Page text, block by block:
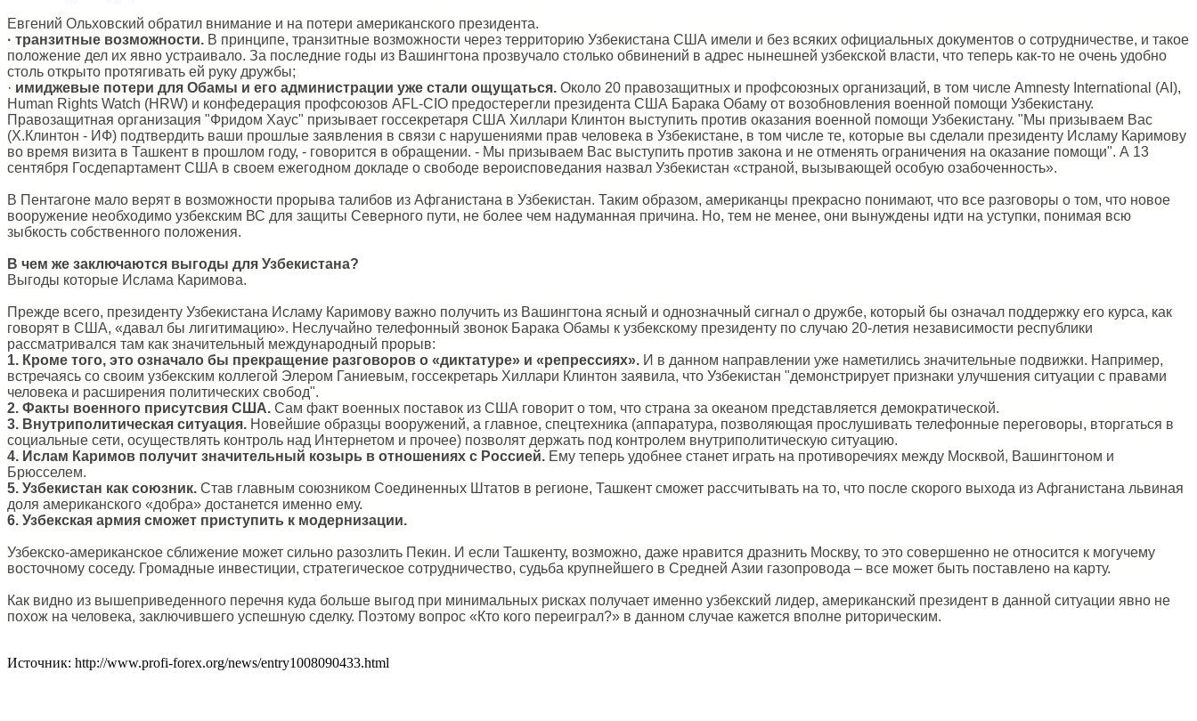
Евгений Ольховский обратил внимание и на потери американского президента.
· транзитные возможности. В принципе, транзитные возможности через территорию Узбекистана США имели и без всяких официальных документов о сотрудничестве, и такое
положение дел их явно устраивало. За последние годы из Вашингтона прозвучало столько обвинений в адрес нынешней узбекской власти, что теперь как-то не очень удобно
столь открыто протягивать ей руку дружбы;
· имиджевые потери для Обамы и его администрации уже стали ощущаться. Около 20 правозащитных и профсоюзных организаций, в том числе Amnesty International (AI),
Human Rights Watch (HRW) и конфедерация профсоюзов AFL-CIO предостерегли президента США Барака Обаму от возобновления военной помощи Узбекистану.
Правозащитная организация "Фридом Хаус" призывает госсекретаря США Хиллари Клинтон выступить против оказания военной помощи Узбекистану. "Мы призываем Вас
(Х.Клинтон - ИФ) подтвердить ваши прошлые заявления в связи с нарушениями прав человека в Узбекистане, в том числе те, которые вы сделали президенту Исламу Каримову
во время визита в Ташкент в прошлом году, - говорится в обращении. - Мы призываем Вас выступить против закона и не отменять ограничения на оказание помощи". А 13
сентября Госдепартамент США в своем ежегодном докладе о свободе вероисповедания назвал Узбекистан «страной, вызывающей особую озабоченность».
В Пентагоне мало верят в возможности прорыва талибов из Афганистана в Узбекистан. Таким образом, американцы прекрасно понимают, что все разговоры о том, что новое
вооружение необходимо узбекским ВС для защиты Северного пути, не более чем надуманная причина. Но, тем не менее, они вынуждены идти на уступки, понимая всю
зыбкость собственного положения.
В чем же заключаются выгоды для Узбекистана?
Выгоды которые Ислама Каримова.
Прежде всего, президенту Узбекистана Исламу Каримову важно получить из Вашингтона ясный и однозначный сигнал о дружбе, который бы означал поддержку его курса, как
говорят в США, «давал бы лигитимацию». Неслучайно телефонный звонок Барака Обамы к узбекскому президенту по случаю 20-летия независимости республики
рассматривался там как значительный международный прорыв:
1. Кроме того, это означало бы прекращение разговоров о «диктатуре» и «репрессиях». И в данном направлении уже наметились значительные подвижки. Например,
встречаясь со своим узбекским коллегой Элером Ганиевым, госсекретарь Хиллари Клинтон заявила, что Узбекистан "демонстрирует признаки улучшения ситуации с правами
человека и расширения политических свобод".
2. Факты военного присутсвия США. Сам факт военных поставок из США говорит о том, что страна за океаном представляется демократической.
3. Внутриполитическая ситуация. Новейшие образцы вооружений, а главное, спецтехника (аппаратура, позволяющая прослушивать телефонные переговоры, вторгаться в
социальные сети, осуществлять контроль над Интернетом и прочее) позволят держать под контролем внутриполитическую ситуацию.
4. Ислам Каримов получит значительный козырь в отношениях с Россией. Ему теперь удобнее станет играть на противоречиях между Москвой, Вашингтоном и
Брюсселем.
5. Узбекистан как союзник. Став главным союзником Соединенных Штатов в регионе, Ташкент сможет рассчитывать на то, что после скорого выхода из Афганистана львиная
доля американского «добра» достанется именно ему.
6. Узбекская армия сможет приступить к модернизации.
Узбекско-американское сближение может сильно разозлить Пекин. И если Ташкенту, возможно, даже нравится дразнить Москву, то это совершенно не относится к могучему
восточному соседу. Громадные инвестиции, стратегическое сотрудничество, судьба крупнейшего в Средней Азии газопровода – все может быть поставлено на карту.
Как видно из вышеприведенного перечня куда больше выгод при минимальных рисках получает именно узбекский лидер, американский президент в данной ситуации явно не
похож на человека, заключившего успешную сделку. Поэтому вопрос «Кто кого переиграл?» в данном случае кажется вполне риторическим.
Источник: http://www.profi-forex.org/news/entry1008090433.html